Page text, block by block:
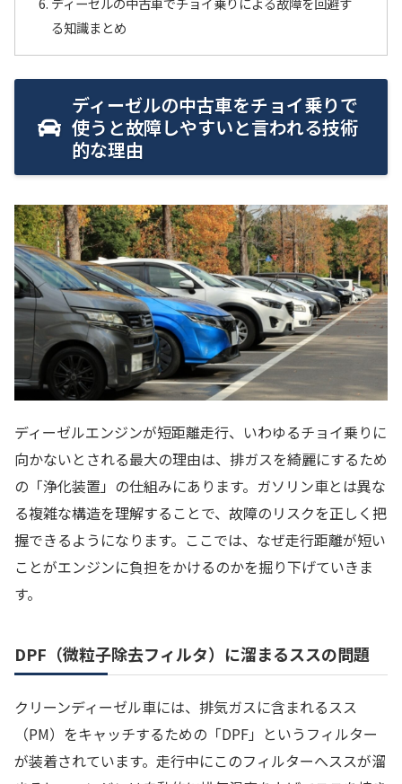
る知識まとめ
ディーゼルの中古車をチョイ乗りで
使うと故障しやすいと言われる技術
的な理由
ディーゼルエンジンが短距離走行、いわゆるチョイ乗りに
向かないとされる最大の理由は、排ガスを綺麗にするため
の「浄化装置」の仕組みにあります。ガソリン車とは異な
る複雑な構造を理解することで、故障のリスクを正しく把
握できるようになります。ここでは、なぜ走行距離が短い
ことがエンジンに負担をかけるのかを掘り下げていきま
す。
DPF（微粒子除去フィルタ）に溜まるススの問題
クリーンディーゼル車には、排気ガスに含まれるスス
（PM）をキャッチするための「DPF」というフィルター
が装着されています。走行中にこのフィルターへススが溜